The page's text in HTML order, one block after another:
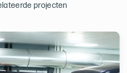
projecten